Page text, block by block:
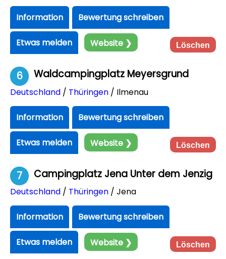
Information Bewertung schreiben
Etwas melden Website ❯ Löschen
6 Waldcampingplatz Meyersgrund
Deutschland / Thüringen / Ilmenau
Information Bewertung schreiben
Etwas melden Website ❯ Löschen
7 Campingplatz Jena Unter dem Jenzig
Deutschland / Thüringen / Jena
Information Bewertung schreiben
Etwas melden Website ❯ Löschen